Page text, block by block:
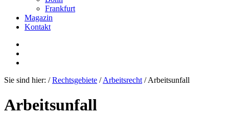
Frankfurt
Magazin
Kontakt
Sie sind hier: /Rechtsgebiete /Arbeitsrecht /Arbeitsunfall
Arbeitsunfall